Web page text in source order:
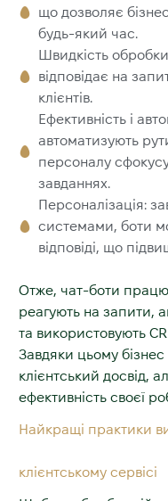
що дозволяє
будь-який час.
Швидкість
відповідає на
клієнтів.
Ефективність і
автоматизують
персоналу
завданнях.
Персоналізація:
системами, боти
відповіді, що
Отже, чат-боти
реагують на запити,
та використовують
Завдяки цьому
клієнтський досвід,
ефективність своєї
Найкращі практики
клієнтському сервісі